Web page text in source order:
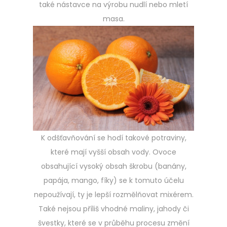
také nástavce na výrobu nudlí nebo mletí
masa.
K odšťavňování se hodí takové potraviny,
které mají vyšší obsah vody. Ovoce
obsahující vysoký obsah škrobu (banány,
papája, mango, fíky) se k tomuto účelu
nepoužívají, ty je lepší rozmělňovat mixérem.
Také nejsou příliš vhodné maliny, jahody či
švestky, které se v průběhu procesu změní